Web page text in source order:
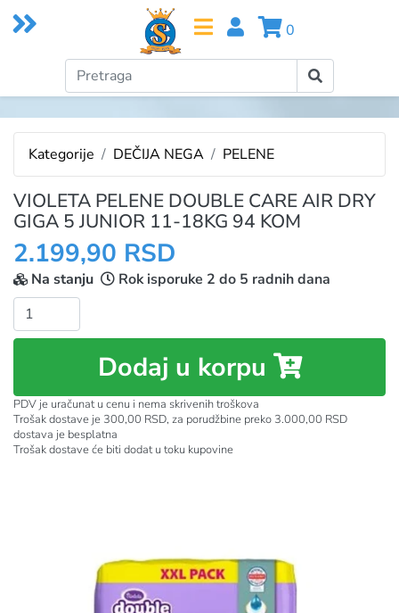
0
Kategorije DEČIJA NEGA PELENE
VIOLETA PELENE DOUBLE CARE AIR DRY
GIGA 5 JUNIOR 11-18KG 94 KOM
2.199,90 RSD
Na stanju
Rok isporuke 2 do 5 radnih dana
Dodaj u korpu
PDV je uračunat u cenu i nema skrivenih troškova
Trošak dostave je 300,00 RSD, za porudžbine preko 3.000,00 RSD
dostava je besplatna
Trošak dostave će biti dodat u toku kupovine